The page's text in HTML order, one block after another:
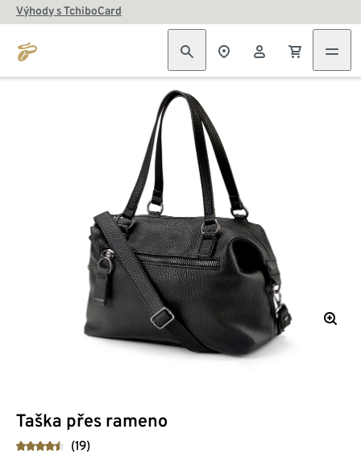
Výhody s TchiboCard
Taška přes rameno
(19)